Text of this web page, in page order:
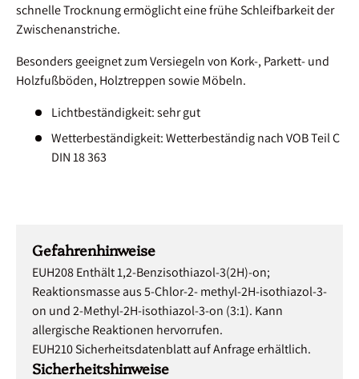
schnelle Trocknung ermöglicht eine frühe Schleifbarkeit der
Zwischenanstriche.
Besonders geeignet zum Versiegeln von Kork-, Parkett- und
Holzfußböden, Holztreppen sowie Möbeln.
Lichtbeständigkeit: sehr gut
Wetterbeständigkeit: Wetterbeständig nach VOB Teil C
DIN 18 363
Gefahrenhinweise
EUH208 Enthält 1,2-Benzisothiazol-3(2H)-on;
Reaktionsmasse aus 5-Chlor-2- methyl-2H-isothiazol-3-
on und 2-Methyl-2H-isothiazol-3-on (3:1). Kann
allergische Reaktionen hervorrufen.
EUH210 Sicherheitsdatenblatt auf Anfrage erhältlich.
Sicherheitshinweise